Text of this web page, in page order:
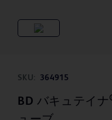
SKU: 364915
BD バキュテイナ